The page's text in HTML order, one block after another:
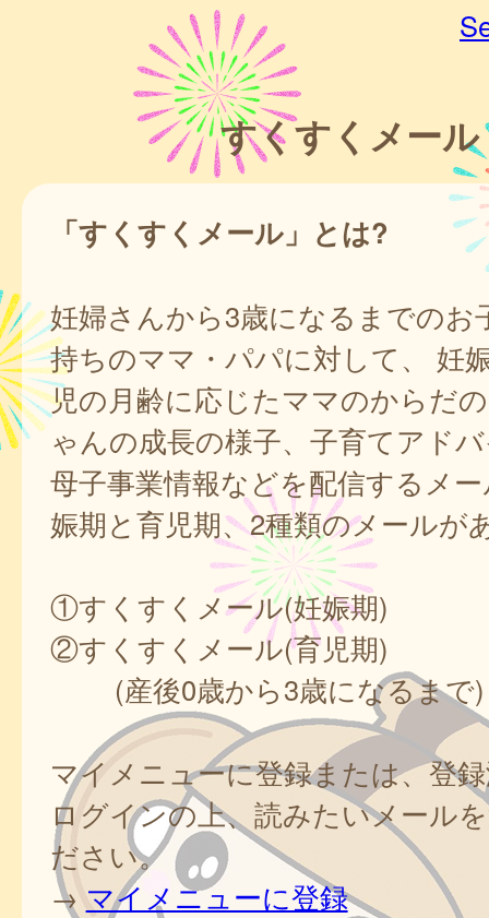
すくすくメール
「すくすくメール」とは?
妊婦さんから3歳になるまでのお
持ちのママ・パパに対して、 妊
児の月齢に応じたママのからだ
ゃんの成長の様子、子育てアド
母子事業情報などを配信するメ
娠期と育児期、2種類のメールが
①すくすくメール(妊娠期)
②すくすくメール(育児期)
(産後0歳から3歳になるまで)
マイメニューに登録または、登
ログインの上、読みたいメール
ださい。
→ マイメニューに登録